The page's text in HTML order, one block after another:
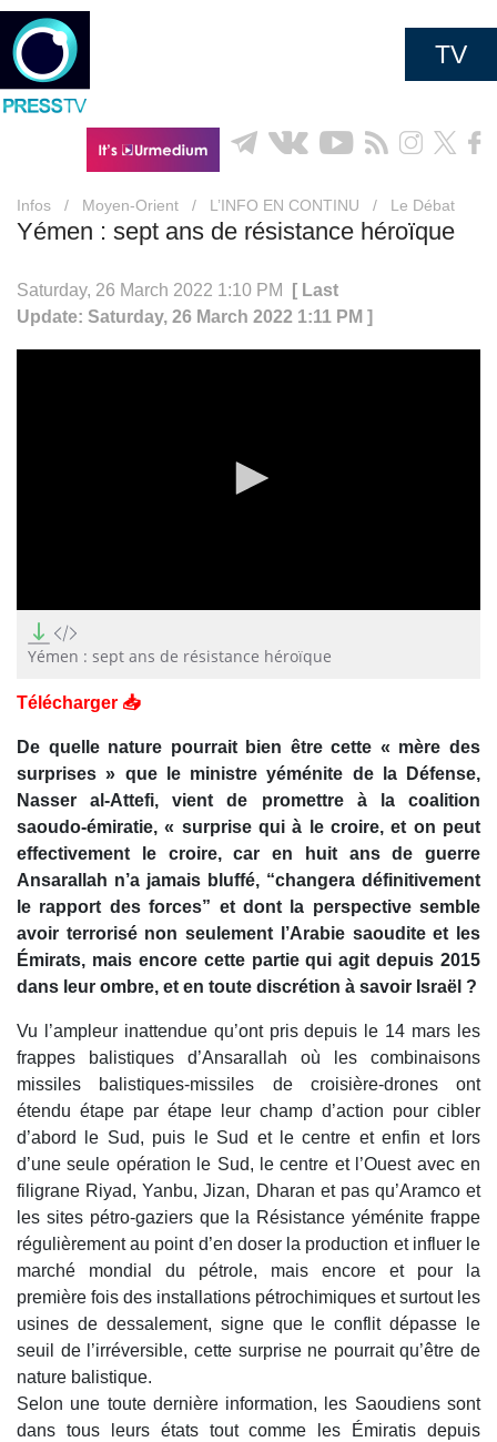
TV
Infos / Moyen-Orient / L’INFO EN CONTINU / Le Débat
Yémen : sept ans de résistance héroïque
Saturday, 26 March 2022 1:10 PM
[ Last
Update: Saturday, 26 March 2022 1:11 PM ]
seconds
of
54
Yémen : sept ans de résistance héroïque
Télécharger 📥
De quelle nature pourrait bien être cette « mère des
surprises » que le ministre yéménite de la Défense,
Nasser al-Attefi, vient de promettre à la coalition
saoudo-émiratie, « surprise qui à le croire, et on peut
effectivement le croire, car en huit ans de guerre
Ansarallah n’a jamais bluffé, “changera définitivement
le rapport des forces” et dont la perspective semble
avoir terrorisé non seulement l’Arabie saoudite et les
Émirats, mais encore cette partie qui agit depuis 2015
dans leur ombre, et en toute discrétion à savoir Israël ?
Vu l’ampleur inattendue qu’ont pris depuis le 14 mars les
frappes balistiques d’Ansarallah où les combinaisons
missiles balistiques-missiles de croisière-drones ont
étendu étape par étape leur champ d’action pour cibler
d’abord le Sud, puis le Sud et le centre et enfin et lors
d’une seule opération le Sud, le centre et l’Ouest avec en
filigrane Riyad, Yanbu, Jizan, Dharan et pas qu’Aramco et
les sites pétro-gaziers que la Résistance yéménite frappe
régulièrement au point d’en doser la production et influer le
marché mondial du pétrole, mais encore et pour la
première fois des installations pétrochimiques et surtout les
usines de dessalement, signe que le conflit dépasse le
seuil de l’irréversible, cette surprise ne pourrait qu’être de
nature balistique.
Selon une toute dernière information, les Saoudiens sont
dans tous leurs états tout comme les Émiratis depuis